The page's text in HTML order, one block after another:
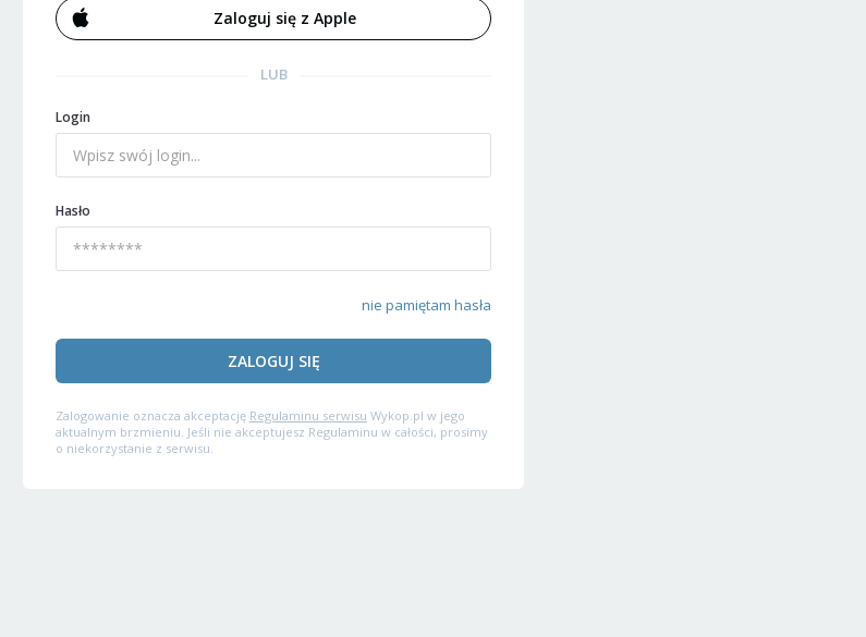
Zaloguj się z Apple
LUB
Login
Hasło
nie pamiętam hasła
ZALOGUJ SIĘ
Zalogowanie oznacza akceptację Regulaminu serwisu Wykop.pl w jego
aktualnym brzmieniu. Jeśli nie akceptujesz Regulaminu w całości, prosimy
o niekorzystanie z serwisu.